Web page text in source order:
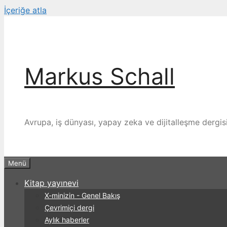
İçeriğe atla
Markus Schall
Avrupa, iş dünyası, yapay zeka ve dijitalleşme
Menü
Kitap yayınevi
X-minizin - Genel Bakış
Çevrimiçi dergi
Aylık haberler